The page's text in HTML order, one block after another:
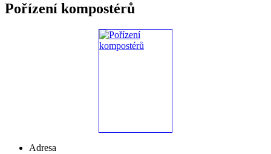
Pořízení kompostérů
Adresa